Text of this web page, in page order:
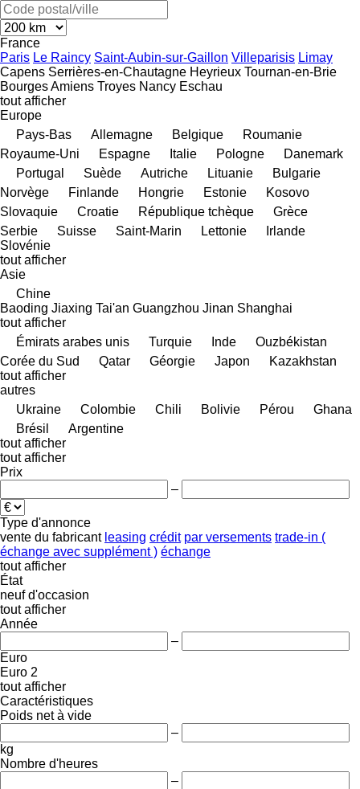
France
Paris Le Raincy Saint-Aubin-sur-Gaillon Villeparisis Limay
Capens Serrières-en-Chautagne Heyrieux Tournan-en-Brie
BourgesAmiens Troyes Nancy Eschau
tout afficher
Europe
Pays-Bas
Allemagne Belgique
Roumanie
Royaume-Uni
Espagne Italie Pologne
Danemark
Portugal
Suède Autriche Lituanie
Bulgarie
Norvège
Finlande Hongrie Estonie
Kosovo
Slovaquie
Croatie République tchèque
Grèce
Serbie
Suisse Saint-Marin Lettonie
Irlande
Slovénie
tout afficher
Asie
Chine
Baoding Jiaxing Tai'an Guangzhou Jinan Shanghai
tout afficher
Émirats arabes unis
Turquie Inde
Ouzbékistan
Corée du Sud
Qatar Géorgie Japon
Kazakhstan
tout afficher
autres
Ukraine
Colombie Chili Bolivie Pérou
Ghana
Brésil
Argentine
tout afficher
tout afficher
Prix
–
Type d'annonce
vente du fabricant leasing crédit par versements trade-in (
échange avec supplément ) échange
tout afficher
État
neuf d'occasion
tout afficher
Année
–
Euro
Euro 2
tout afficher
Caractéristiques
Poids net à vide
–
kg
Nombre d'heures
–